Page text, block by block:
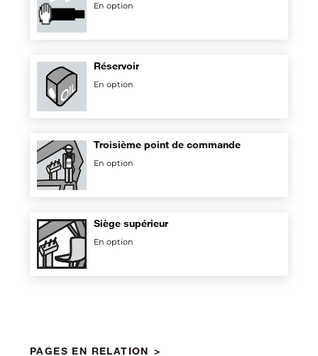
En option
Réservoir
En option
Troisième point de commande
En option
Siège supérieur
En option
PAGES EN RELATION